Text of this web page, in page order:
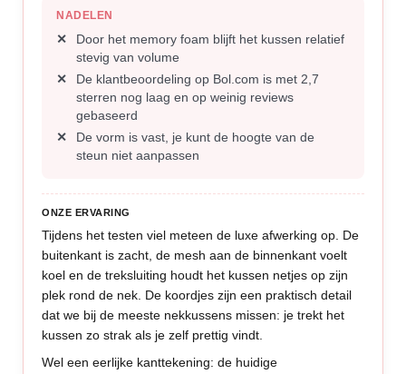
NADELEN
Door het memory foam blijft het kussen relatief
stevig van volume
De klantbeoordeling op Bol.com is met 2,7
sterren nog laag en op weinig reviews
gebaseerd
De vorm is vast, je kunt de hoogte van de
steun niet aanpassen
ONZE ERVARING
Tijdens het testen viel meteen de luxe afwerking op. De
buitenkant is zacht, de mesh aan de binnenkant voelt
koel en de treksluiting houdt het kussen netjes op zijn
plek rond de nek. De koordjes zijn een praktisch detail
dat we bij de meeste nekkussens missen: je trekt het
kussen zo strak als je zelf prettig vindt.
Wel een eerlijke kanttekening: de huidige